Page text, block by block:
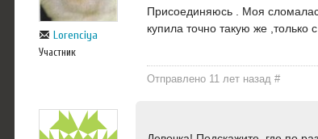
Lorenciya
Участник
Присоединяюсь . Моя
купила точно такую же ,только
Отправлено 11 лет назад#